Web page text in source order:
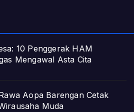
10 Penggerak HAM
Mengawal Asta Cita
Aopa Barengan Cetak
Muda